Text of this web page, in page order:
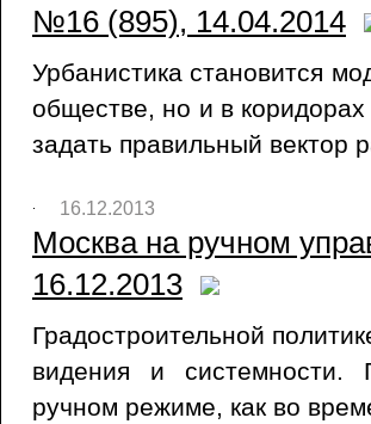
№16 (895), 14.04.2014
Урбанистика становится
обществе, но и в
задать правильный вектор
16.12.2013
Москва на ручном
16.12.2013
Градостроительной
видения и системности.
ручном режиме, как во